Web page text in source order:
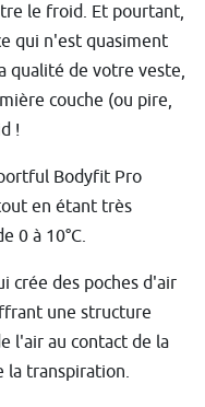
le froid. Et pourtant,
qui n'est quasiment
qualité de votre veste,
couche (ou pire,
!
Bodyfit Pro
en étant très
0 à 10°C.
crée des poches d'air
une structure
l'air au contact de la
la transpiration.